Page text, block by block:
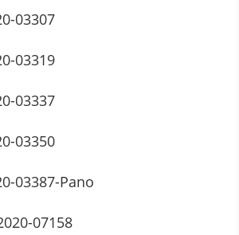
03307
03319
03337
03350
03387-Pano
07158